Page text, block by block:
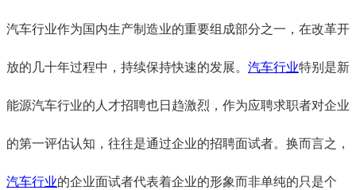
汽车行业作为国内生产制造业的重要组成部分之一，在改革开
放的几十年过程中，持续保持快速的发展。 汽车行业特别是新
能源汽车行业的人才招聘也日趋激烈，作为应聘求职者对企业
的第一评估认知，往往是通过企业的招聘面试者。换而言之，
汽车行业的企业面试者代表着企业的形象而非单纯的只是个